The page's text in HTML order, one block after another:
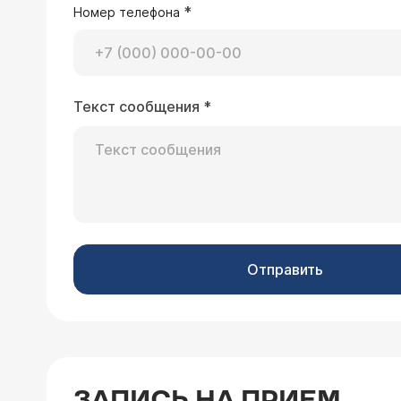
30.05.2025 Светлана, 74 года, Санкт-
Метронидазол 500 мг 3 раза в день
Конкор и Лористу утром , Розулип Плюс и Лористу .вечером. Через какое время можно принимать их после антибиотиков?
только через неделю..
Номер телефона *
Текст сообщения *
Отправить